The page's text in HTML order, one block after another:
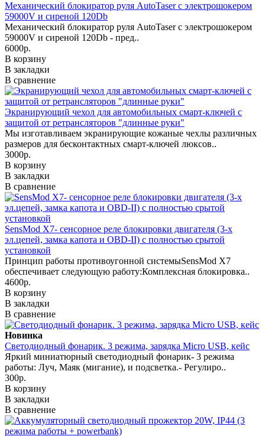
Механический блокиратор руля AutoTaser с электрошокером
59000V и сиреной 120Db
Механический блокиратор руля AutoTaser с электрошокером
59000V и сиреной 120Db - пред..
6000р.
В корзину
В закладки
В сравнение
Экранирующий чехол для автомобильных смарт-ключей с
защитой от ретрансляторов "длинные руки"
Мы изготавливаем экранирующие кожаные чехлы различных
размеров для бесконтактных смарт-ключей люксов..
3000р.
В корзину
В закладки
В сравнение
SensMod X7- сенсорное реле блокировки двигателя (3-х
эл.цепей, замка капота и OBD-II) с полностью срытой
установкой
Принцип работы противоугонной системыSensMod X7
обеспечивает следующую работу:Комплексная блокировка..
4600р.
В корзину
В закладки
В сравнение
Новинка
Светодиодный фонарик. 3 режима, зарядка Micro USB, кейс
Яркий миниатюрный светодиодный фонарик- 3 режима
работы: Луч, Маяк (мигание), и подсветка.- Регулиро..
300р.
В корзину
В закладки
В сравнение